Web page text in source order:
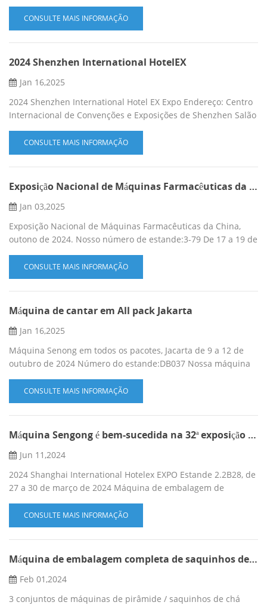
sacos de líquidos de alta potência. Mais detalhes, por favor,
verifique o site ： http:// www.sengongpack.com E-mail:
sales@sengongpack.com Telefone: 8613779922513
(WhatsApp/WeChat)
CONSULTE MAIS INFORMAÇÃO
2024 Shenzhen International HotelEX
Jan 16,2025
2024 Shenzhen International Hotel EX Expo Endereço: Centro
Internacional de Convenções e Exposições de Shenzhen Salão
exposição: 2024.12.12-12.14, Nossa máquina de embalagem
de saquinhos de chá em pirâmide C88W com saco externo de
formato diferente, Embalagem de saquinho de chá em
pirâmide de alta velocidade C28DX com envelope externo,
Máquina de ...
CONSULTE MAIS INFORMAÇÃO
Exposição Nacional de Máquinas Farmacêuticas da China no outono de 2024.
Jan 03,2025
Exposição Nacional de Máquinas Farmacêuticas da China,
outono de 2024. Nosso número de estande:3-79 De 17 a 19 de
CONSULTE MAIS INFORMAÇÃO
Máquina de cantar em All pack Jakarta
Jan 16,2025
Máquina Senong em todos os pacotes, Jacarta de 9 a 12 de
outubro de 2024 Número do estande:DB037 Nossa máquina
pirâmide C20DX em todas as embalagens, Jacarta slience,
bastante, altamente eficiente Vídeo de Machien:
CONSULTE MAIS INFORMAÇÃO
Máquina Sengong é bem-sucedida na 32ª exposição internacional Hotelex de Xangai
Jun 11,2024
2024 Shanghai International Hotelex EXPO Estande 2.2B28, de
27 a 30 de março de 2024 Máquina de embalagem de
de alta velocidade 70 unidades/min, velocidade estável 60
unidades/min. pode produzir saco pirâmide com envelope
externo, saco plano com envelope externo. C89 Máquina de
embalagem especial para sacos de café por gotejamento com
env...
CONSULTE MAIS INFORMAÇÃO
Máquina de embalagem completa de saquinhos de chá 40HQ para a África do Sul
Feb 01,2024
3 conjuntos de máquinas de pirâmide / saquinhos de chá